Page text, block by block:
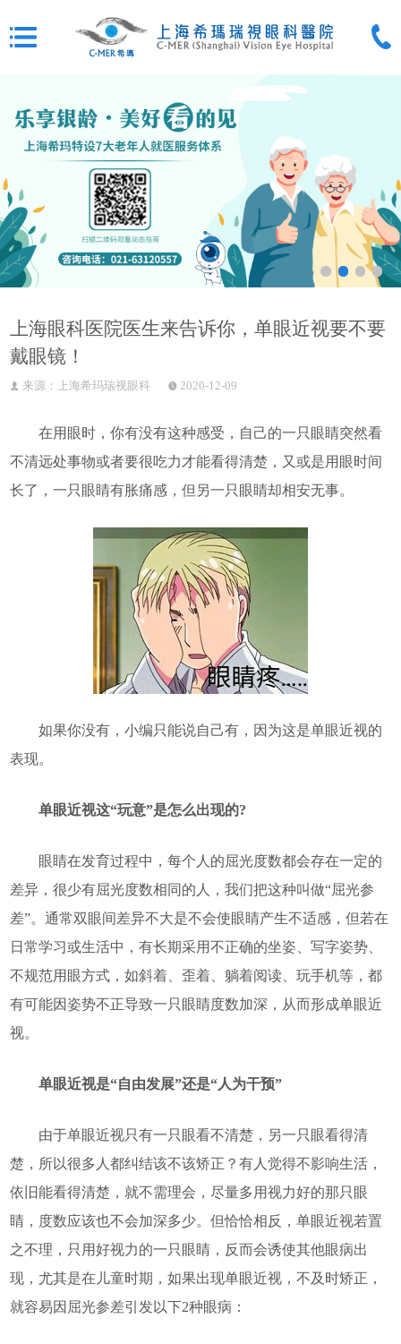
上海眼科医院医生来告诉你，单眼近视要不要
戴眼镜！
来源：上海希玛瑞视眼科 2020-12-09
在用眼时，你有没有这种感受，自己的一只眼睛突然看
不清远处事物或者要很吃力才能看得清楚，又或是用眼时间
长了，一只眼睛有胀痛感，但另一只眼睛却相安无事。
如果你没有，小编只能说自己有，因为这是单眼近视的
表现。
单眼近视这“玩意”是怎么出现的?
眼睛在发育过程中，每个人的屈光度数都会存在一定的
差异，很少有屈光度数相同的人，我们把这种叫做“屈光参
差”。通常双眼间差异不大是不会使眼睛产生不适感，但若在
日常学习或生活中，有长期采用不正确的坐姿、写字姿势、
不规范用眼方式，如斜着、歪着、躺着阅读、玩手机等，都
有可能因姿势不正导致一只眼睛度数加深，从而形成单眼近
视。
单眼近视是“自由发展”还是“人为干预”
由于单眼近视只有一只眼看不清楚，另一只眼看得清
楚，所以很多人都纠结该不该矫正？有人觉得不影响生活，
依旧能看得清楚，就不需理会，尽量多用视力好的那只眼
睛，度数应该也不会加深多少。但恰恰相反，单眼近视若置
之不理，只用好视力的一只眼睛，反而会诱使其他眼病出
现，尤其是在儿童时期，如果出现单眼近视，不及时矫正，
就容易因屈光参差引发以下2种眼病：